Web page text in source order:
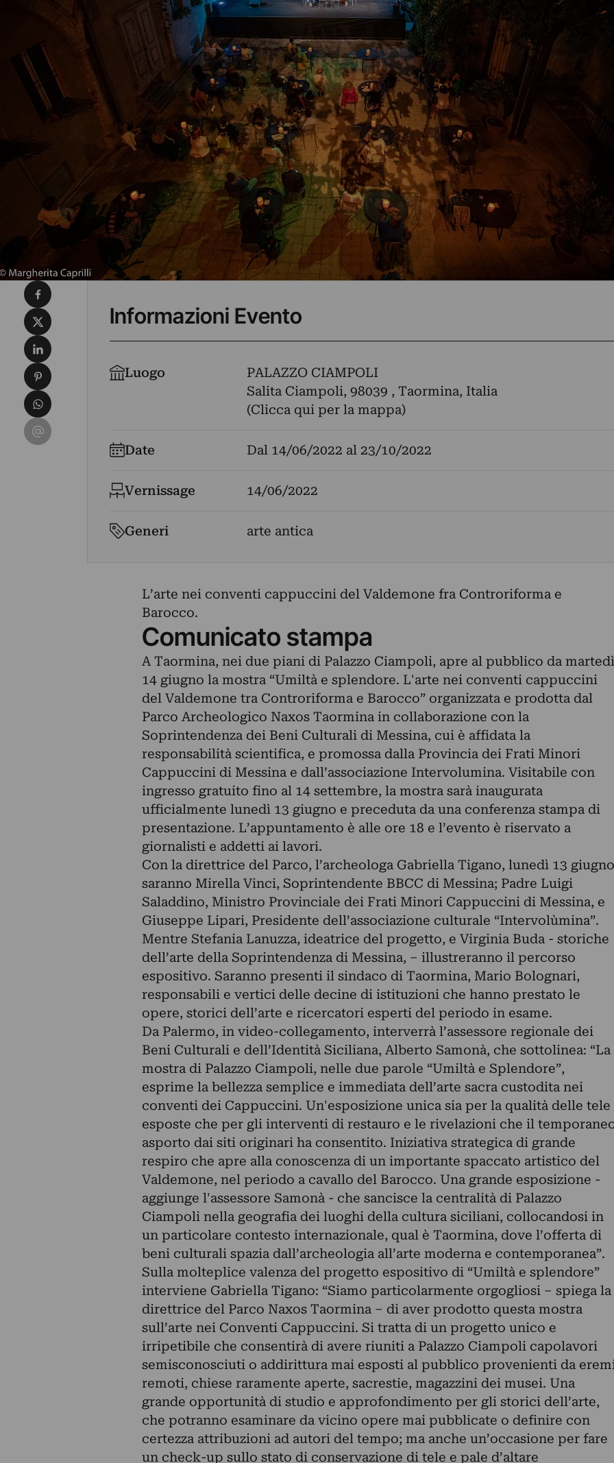
Informazioni Evento
Luogo
PALAZZO CIAMPOLI
Salita Ciampoli, 98039 , Taormina, Italia
(Clicca qui per la mappa)
Date Dal 14/06/2022 al 23/10/2022
Vernissage 14/06/2022
Generi arte antica
L’arte nei conventi cappuccini del Valdemone fra Controriforma e
Barocco.
Comunicato stampa
A Taormina, nei due piani di Palazzo Ciampoli, apre al pubblico da martedì
14 giugno la mostra “Umiltà e splendore. L'arte nei conventi cappuccini
del Valdemone tra Controriforma e Barocco” organizzata e prodotta dal
Parco Archeologico Naxos Taormina in collaborazione con la
Soprintendenza dei Beni Culturali di Messina, cui è affidata la
responsabilità scientifica, e promossa dalla Provincia dei Frati Minori
Cappuccini di Messina e dall’associazione Intervolumina. Visitabile con
ingresso gratuito fino al 14 settembre, la mostra sarà inaugurata
ufficialmente lunedì 13 giugno e preceduta da una conferenza stampa di
presentazione. L’appuntamento è alle ore 18 e l’evento è riservato a
giornalisti e addetti ai lavori.
Con la direttrice del Parco, l’archeologa Gabriella Tigano, lunedì 13 giugno
saranno Mirella Vinci, Soprintendente BBCC di Messina; Padre Luigi
Saladdino, Ministro Provinciale dei Frati Minori Cappuccini di Messina, e
Giuseppe Lipari, Presidente dell’associazione culturale “Intervolùmina”.
Mentre Stefania Lanuzza, ideatrice del progetto, e Virginia Buda - storiche
dell’arte della Soprintendenza di Messina, – illustreranno il percorso
espositivo. Saranno presenti il sindaco di Taormina, Mario Bolognari,
responsabili e vertici delle decine di istituzioni che hanno prestato le
opere, storici dell’arte e ricercatori esperti del periodo in esame.
Da Palermo, in video-collegamento, interverrà l’assessore regionale dei
Beni Culturali e dell’Identità Siciliana, Alberto Samonà, che sottolinea: “La
mostra di Palazzo Ciampoli, nelle due parole “Umiltà e Splendore”,
esprime la bellezza semplice e immediata dell’arte sacra custodita nei
conventi dei Cappuccini. Un'esposizione unica sia per la qualità delle tele
esposte che per gli interventi di restauro e le rivelazioni che il
asporto dai siti originari ha consentito. Iniziativa strategica di grande
respiro che apre alla conoscenza di un importante spaccato artistico del
Valdemone, nel periodo a cavallo del Barocco. Una grande esposizione -
aggiunge l'assessore Samonà - che sancisce la centralità di Palazzo
Ciampoli nella geografia dei luoghi della cultura siciliani, collocandosi in
un particolare contesto internazionale, qual è Taormina, dove l’offerta di
beni culturali spazia dall’archeologia all’arte moderna e contemporanea”.
Sulla molteplice valenza del progetto espositivo di “Umiltà e splendore”
interviene Gabriella Tigano: “Siamo particolarmente orgogliosi – spiega la
direttrice del Parco Naxos Taormina – di aver prodotto questa mostra
sull’arte nei Conventi Cappuccini. Si tratta di un progetto unico e
irripetibile che consentirà di avere riuniti a Palazzo Ciampoli capolavori
semisconosciuti o addirittura mai esposti al pubblico provenienti da
remoti, chiese raramente aperte, sacrestie, magazzini dei musei. Una
grande opportunità di studio e approfondimento per gli storici dell’arte,
che potranno esaminare da vicino opere mai pubblicate o definire con
certezza attribuzioni ad autori del tempo; ma anche un’occasione per fare
un check-up sullo stato di conservazione di tele e pale d’altare
Condividi su Facebook
Condividi su X
Condividi su LinkedIn
Condividi su Pinterest
Condividi su WhatsApp
Condividi su Email